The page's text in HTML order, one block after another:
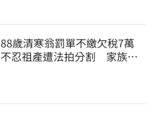
88歲清寒翁罰單不繳欠稅7萬
不忍祖產遭法拍分割 家族按